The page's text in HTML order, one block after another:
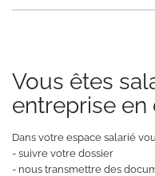
Vous êtes
entreprise en
Dans votre espace salarié
- suivre votre dossier
- nous transmettre des